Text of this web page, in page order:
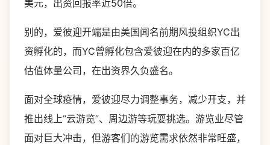
美元，出资回报率近50倍。
别的，爱彼迎开端是由美国闻名前期风投组织YC出
资孵化的，而YC曾孵化包含爱彼迎在内的多家百亿
估值体量公司，在出资界久负盛名。
面对全球疫情，爱彼迎尽力调整事务，减少开支，并
推出线上“云游览”、周边游等玩耍挑选。游览业尽管
面对巨大冲击，但游客们的游览需求依然非常旺盛，